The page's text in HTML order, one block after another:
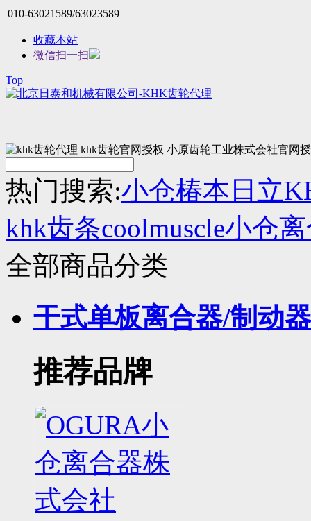
010-63021589/63023589
收藏本站
微信扫一扫
Top
热门搜索:小仓椿本 日立
khk齿条coolmuscle小仓
全部商品分类
干式单板离合器/制动器
推荐品牌